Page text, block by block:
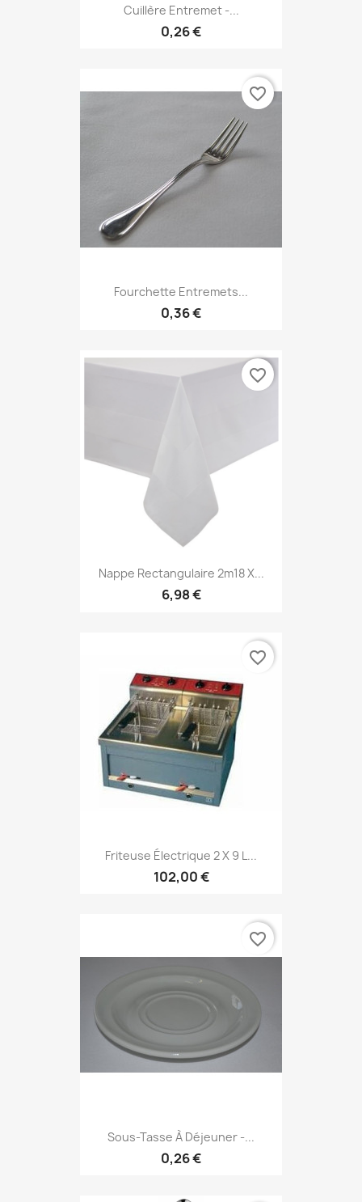
Cuillère Entremet -...
0,26 €
Fourchette Entremets...
0,36 €
favorite_border
Nappe Rectangulaire 2m18 X...
6,98 €
favorite_border
Friteuse Électrique 2 X 9 L...
102,00 €
favorite_border
Sous-Tasse À Déjeuner -...
0,26 €
favorite_border